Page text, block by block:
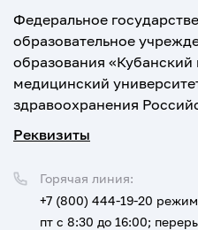
Федеральное
образовательное
образования «Кубанский
медицинский
здравоохранения
Реквизиты
Горячая линия:
+7 (800) 444-19-20 режим
пт с 8:30 до 16:00;